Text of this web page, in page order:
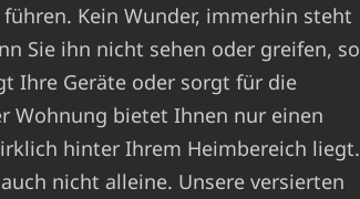
Kein Wunder, immerhin steht
Sie ihn nicht sehen oder greifen, so
Ihre Geräte oder sorgt für die
Wohnung bietet Ihnen nur einen
hinter Ihrem Heimbereich liegt.
nicht alleine. Unsere versierten